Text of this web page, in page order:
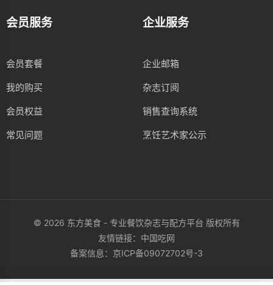
会员服务
会员套餐
我的购买
会员权益
常见问题
企业服务
企业邮箱
杂志订阅
销售查询系统
烹饪艺术家公示
© 2026 东方美食 - 专业餐饮杂志与配方平台 版权所有
友情链接： 中国吃网
备案信息： 京ICP备09072702号-3